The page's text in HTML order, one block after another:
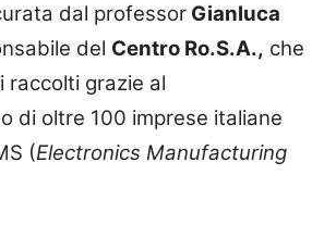
dal professor Gianluca
del Centro Ro.S.A., che
raccolti grazie al
di oltre 100 imprese italiane
(Electronics Manufacturing